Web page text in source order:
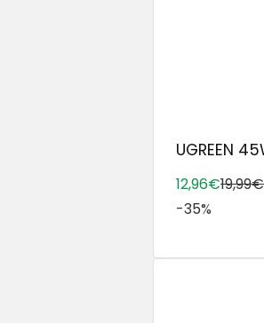
UGREEN
12,96€19,99€
-35%